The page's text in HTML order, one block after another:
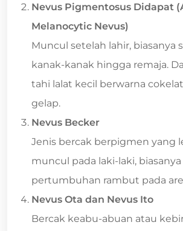
Nevus Pigmentosus Didapat
Melanocytic Nevus)
Muncul setelah lahir, biasanya
kanak-kanak hingga remaja.
tahi lalat kecil berwarna
gelap.
Nevus Becker
Jenis bercak berpigmen yang
muncul pada laki-laki,
pertumbuhan rambut pada
Nevus Ota dan Nevus Ito
Bercak keabu-abuan atau